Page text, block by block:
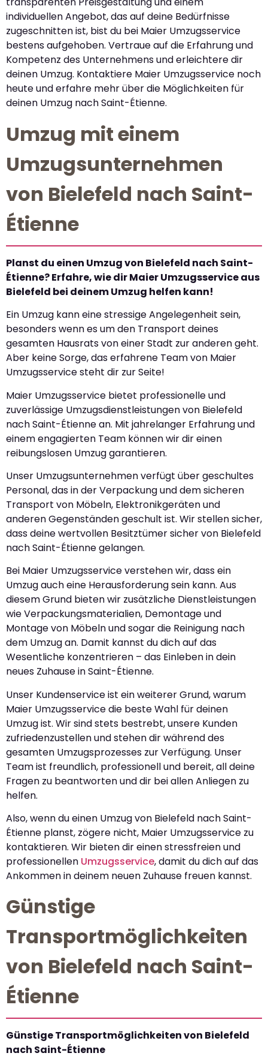
individuellen Angebot, das auf deine Bedürfnisse
zugeschnitten ist, bist du bei Maier Umzugsservice
bestens aufgehoben. Vertraue auf die Erfahrung und
Kompetenz des Unternehmens und erleichtere dir
deinen Umzug. Kontaktiere Maier Umzugsservice noch
heute und erfahre mehr über die Möglichkeiten für
deinen Umzug nach Saint-Étienne.
Umzug mit einem
Umzugsunternehmen
von Bielefeld nach Saint-
Étienne
Planst du einen Umzug von Bielefeld nach Saint-
Étienne? Erfahre, wie dir Maier Umzugsservice aus
Bielefeld bei deinem Umzug helfen kann!
Ein Umzug kann eine stressige Angelegenheit sein,
besonders wenn es um den Transport deines
gesamten Hausrats von einer Stadt zur anderen geht.
Aber keine Sorge, das erfahrene Team von Maier
Umzugsservice steht dir zur Seite!
Maier Umzugsservice bietet professionelle und
zuverlässige Umzugsdienstleistungen von Bielefeld
nach Saint-Étienne an. Mit jahrelanger Erfahrung und
einem engagierten Team können wir dir einen
reibungslosen Umzug garantieren.
Unser Umzugsunternehmen verfügt über geschultes
Personal, das in der Verpackung und dem sicheren
Transport von Möbeln, Elektronikgeräten und
anderen Gegenständen geschult ist. Wir stellen sicher,
dass deine wertvollen Besitztümer sicher von Bielefeld
nach Saint-Étienne gelangen.
Bei Maier Umzugsservice verstehen wir, dass ein
Umzug auch eine Herausforderung sein kann. Aus
diesem Grund bieten wir zusätzliche Dienstleistungen
wie Verpackungsmaterialien, Demontage und
Montage von Möbeln und sogar die Reinigung nach
dem Umzug an. Damit kannst du dich auf das
Wesentliche konzentrieren – das Einleben in dein
neues Zuhause in Saint-Étienne.
Unser Kundenservice ist ein weiterer Grund, warum
Maier Umzugsservice die beste Wahl für deinen
Umzug ist. Wir sind stets bestrebt, unsere Kunden
zufriedenzustellen und stehen dir während des
gesamten Umzugsprozesses zur Verfügung. Unser
Team ist freundlich, professionell und bereit, all deine
Fragen zu beantworten und dir bei allen Anliegen zu
helfen.
Also, wenn du einen Umzug von Bielefeld nach Saint-
Étienne planst, zögere nicht, Maier Umzugsservice zu
kontaktieren. Wir bieten dir einen stressfreien und
professionellen Umzugsservice, damit du dich auf das
Ankommen in deinem neuen Zuhause freuen kannst.
Günstige
Transportmöglichkeiten
von Bielefeld nach Saint-
Étienne
Günstige Transportmöglichkeiten von Bielefeld
nach Saint-Étienne